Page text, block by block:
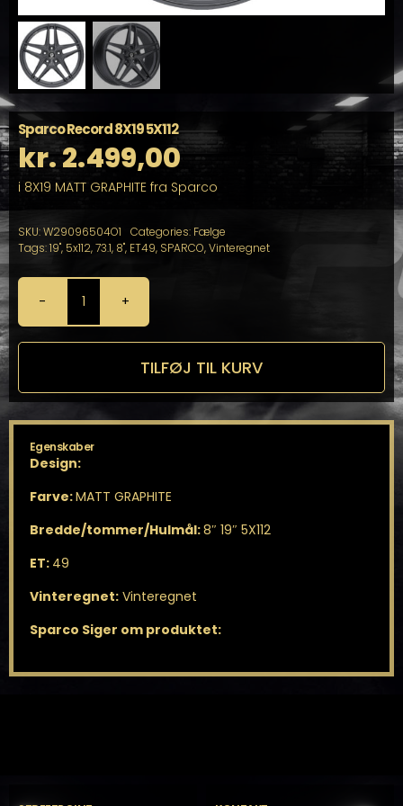
Sparco Record 8X19 5X112
kr.2.499,00
i 8X19 MATT GRAPHITE fra Sparco
SKU:W29096504O1 Categories: Fælge
Tags:19", 5x112,73.1, 8", ET49, SPARCO,Vinteregnet
Sparco
Record
8X19
TILFØJ TIL KURV
Egenskaber
Design:
Farve:MATT GRAPHITE
Bredde/tommer/Hulmål:8″ 19″ 5X112
ET: 49
Vinteregnet:Vinteregnet
Sparco Siger om produktet: